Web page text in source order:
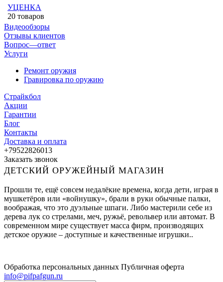
УЦЕНКА
20 товаров
Видеообзоры
Отзывы клиентов
Вопрос—ответ
Услуги
Ремонт оружия
Гравировка по оружию
Страйкбол
Акции
Гарантии
Блог
Контакты
Доставка и оплата
+79522826013
Заказать звонок
ДЕТСКИЙ ОРУЖЕЙНЫЙ МАГАЗИН
Прошли те, ещё совсем недалёкие времена, когда дети, играя в
мушкетёров или «войнушку», брали в руки обычные палки,
воображая, что это дуэльные шпаги. Либо мастерили себе из
дерева лук со стрелами, меч, ружьё, револьвер или автомат. В
современном мире существует масса фирм, производящих
детское оружие – доступные и качественные игрушки..
Обработка персональных данных Публичная оферта
info@pifpafgun.ru